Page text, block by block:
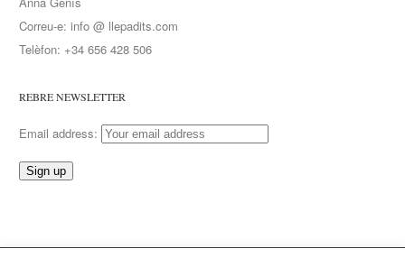
Correu-e: info @ llepadits.com
Telèfon: +34 656 428 506
REBRE NEWSLETTER
Email address: